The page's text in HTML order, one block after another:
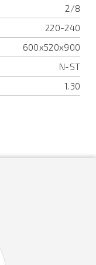
2/8
220-240
600x520x900
N-ST
1.30